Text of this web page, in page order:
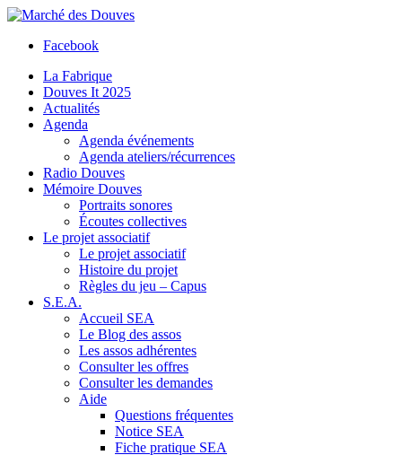
Facebook
La Fabrique
Douves It 2025
Actualités
Agenda
Agenda événements
Agenda ateliers/récurrences
Radio Douves
Mémoire Douves
Portraits sonores
Écoutes collectives
Le projet associatif
Le projet associatif
Histoire du projet
Règles du jeu – Capus
S.E.A.
Accueil SEA
Le Blog des assos
Les assos adhérentes
Consulter les offres
Consulter les demandes
Aide
Questions fréquentes
Notice SEA
Fiche pratique SEA